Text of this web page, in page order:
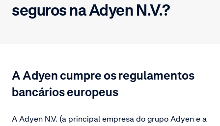
seguros na Adyen N.V.?
A Adyen cumpre os regulamentos
bancários europeus
A Adyen N.V. (a principal empresa do grupo Adyen e a